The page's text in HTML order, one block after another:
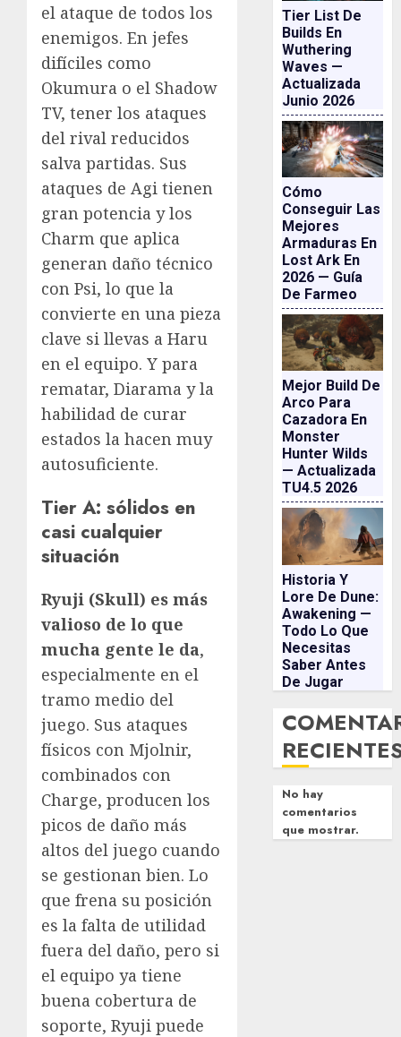
el ataque de todos los
enemigos. En jefes
difíciles como
Okumura o el Shadow
TV, tener los ataques
del rival reducidos
salva partidas. Sus
ataques de Agi tienen
gran potencia y los
Charm que aplica
generan daño técnico
con Psi, lo que la
convierte en una pieza
clave si llevas a Haru
en el equipo. Y para
rematar, Diarama y la
habilidad de curar
estados la hacen muy
autosuficiente.
Tier A: sólidos en
casi cualquier
situación
Ryuji (Skull) es más
valioso de lo que
mucha gente le da,
especialmente en el
tramo medio del
juego. Sus ataques
físicos con Mjolnir,
combinados con
Charge, producen los
picos de daño más
altos del juego cuando
se gestionan bien. Lo
que frena su posición
es la falta de utilidad
fuera del daño, pero si
el equipo ya tiene
buena cobertura de
soporte, Ryuji puede
Tier List De
Builds En
Wuthering
Waves —
Actualizada
Junio 2026
Cómo
Conseguir Las
Mejores
Armaduras En
Lost Ark En
2026 — Guía
De Farmeo
Mejor Build De
Arco Para
Cazadora En
Monster
Hunter Wilds
— Actualizada
TU4.5 2026
Historia Y
Lore De Dune:
Awakening —
Todo Lo Que
Necesitas
Saber Antes
De Jugar
No hay
comentarios
que mostrar.